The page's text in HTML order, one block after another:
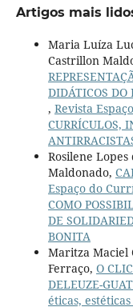
Artigos mais
Maria Luíza
Castrillon
DIDÁTICOS DO
, Revista
CURRÍCULOS,
Rosilene
Maldonado,
Espaço do
COMO
DE
BONITA
Maritza Maciel
Ferraço, O
DELEUZE-
éticas,